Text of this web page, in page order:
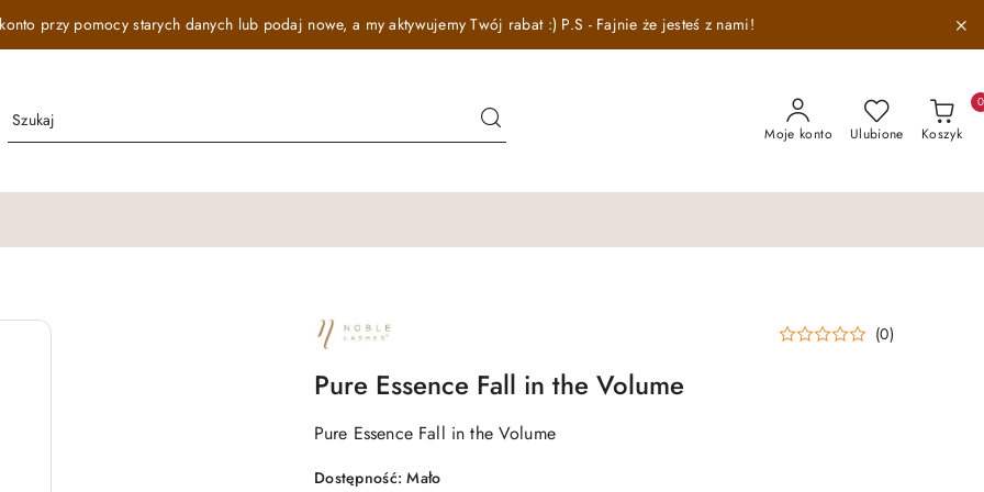
przy pomocy starych danych lub podaj nowe, a my aktywujemy Twój rabat :) P.S - Fajnie że jesteś z nami!
Moje konto Ulubione Koszyk
0
NAZWA
PRODUCENTA:
LASHES
(0)
Pure Essence Fall in the Volume
Pure Essence Fall in the Volume
Dostępność:Mało